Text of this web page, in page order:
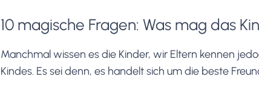
10 magische Fragen: Was mag das
Manchmal wissen es die Kinder, wir Eltern kennen
Kindes. Es sei denn, es handelt sich um die beste